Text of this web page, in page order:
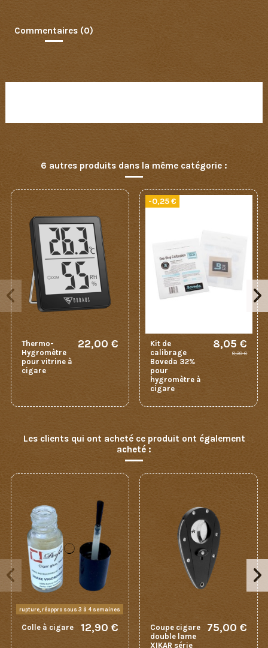
Commentaires (0)
6 autres produits dans la même catégorie :
Thermo-
Hygromètre
pour vitrine à
cigare
22,00 €
-0,25 €
Kit de
calibrage
Boveda 32%
pour
hygromètre à
cigare
8,05 €
8,30 €
Les clients qui ont acheté ce produit ont également
acheté :
rupture, réappro sous 3 à 4 semaines
Colle à cigare 12,90 €
Coupe cigare
double lame
XIKAR série
75,00 €